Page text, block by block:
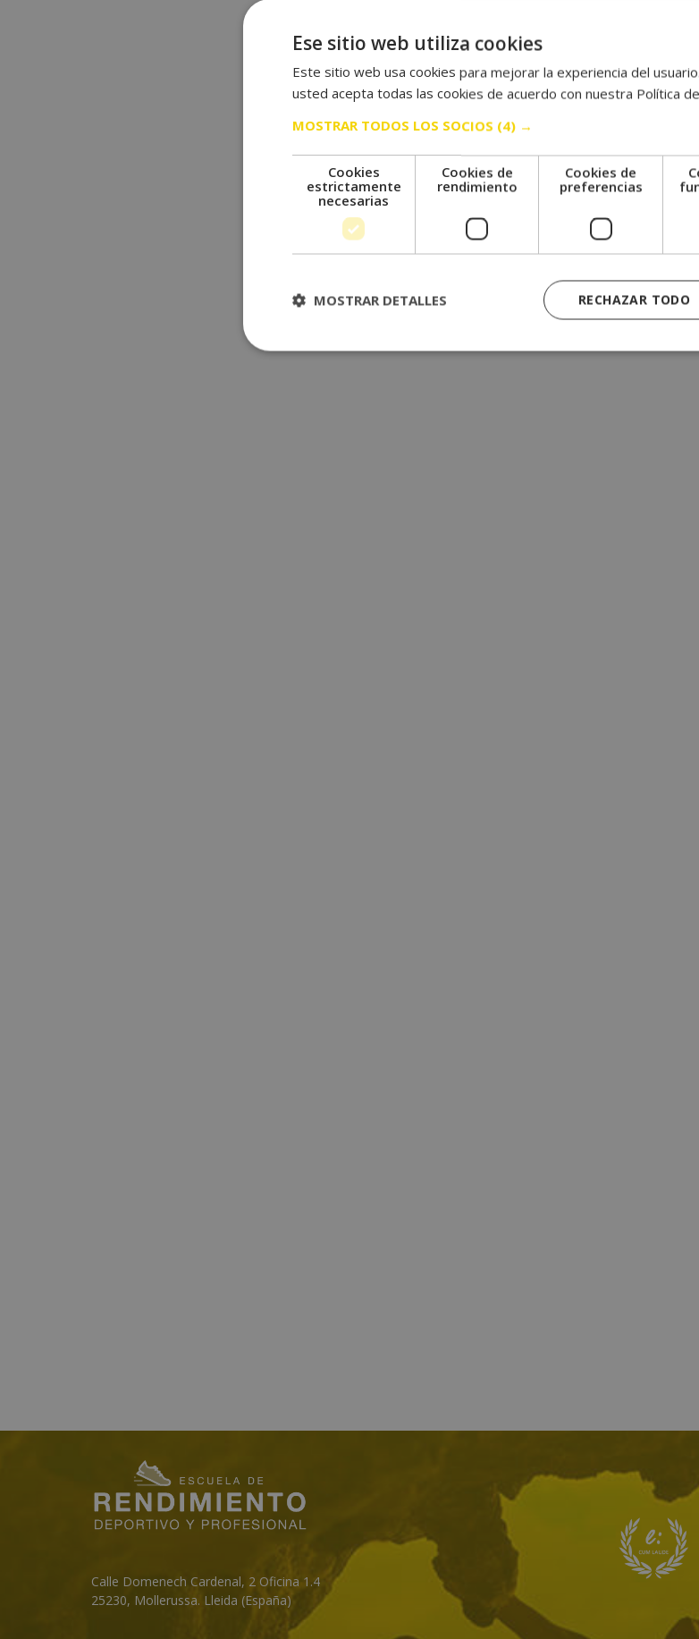
Calle Domenech Cardenal, 2 Oficina 1.4
25230, Mollerussa. Lleida (España)
Ese sitio web utiliza cookies
Este sitio web usa cookies para mejorar la experiencia del
usted acepta todas las cookies de acuerdo con nuestra Política
MOSTRAR TODOS LOS SOCIOS (4) →
Cookies
estrictamente
necesarias
Cookies de
rendimiento
Cookies de
preferencias
RECHAZAR TODO
MOSTRAR DETALLES